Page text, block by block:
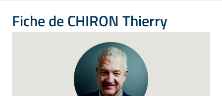
Fiche de CHIRON Thierry